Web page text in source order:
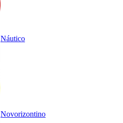
Náutico
Novorizontino